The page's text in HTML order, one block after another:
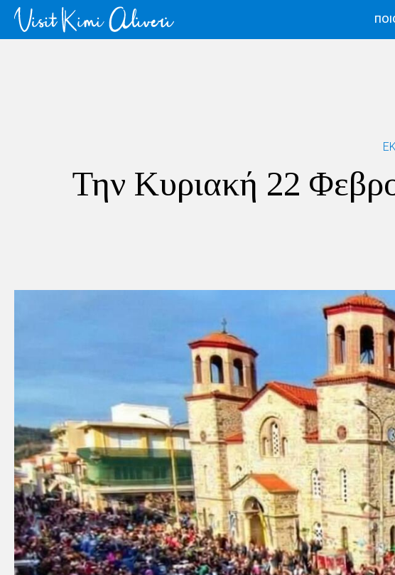
Την Κυριακή 22